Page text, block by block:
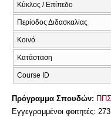
Κύκλος / Επίπεδο
Περίοδος Διδασκαλίας
Κοινό
Κατάσταση
Course ID
Πρόγραμμα Σπουδών:
Εγγεγραμμένοι φοιτητές: 273